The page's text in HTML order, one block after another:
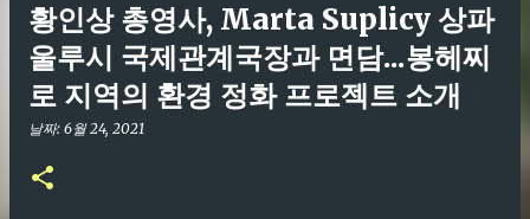
황인상 총영사, Marta Suplicy 상파
울루시 국제관계국장과 면담...봉헤찌
로 지역의 환경 정화 프로젝트 소개
날짜: 6월 24, 2021